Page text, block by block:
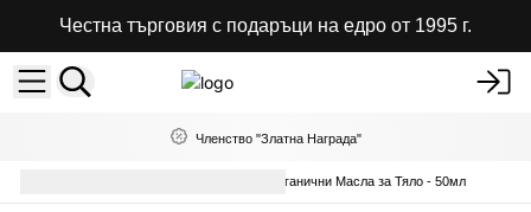
Честна търговия с подаръци на едро от 1995 г.
Членство "Златна Награда"
Органични Масла за Тяло - 50мл